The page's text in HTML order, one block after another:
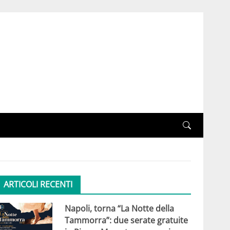
ARTICOLI RECENTI
Napoli, torna “La Notte della
Tammorra”: due serate gratuite